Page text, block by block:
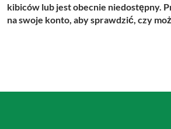
kibiców lub jest obecnie niedostępny.
na swoje konto, aby sprawdzić, czy